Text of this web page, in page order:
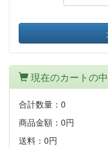
現在のカートの中
合計数量： 0
商品金額： 0円
送料： 0円